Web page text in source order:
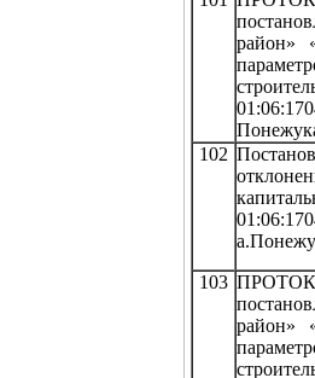
район»
102
103
район»